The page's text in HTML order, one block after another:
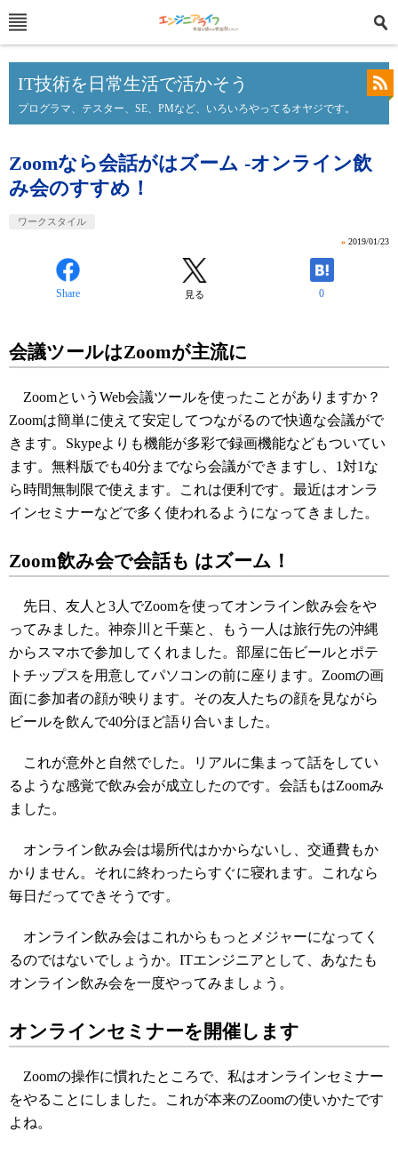
IT技術を日常生活で活かそう
プログラマ、テスター、SE、PMなど、いろいろやってるオヤジです。
Zoomなら会話がはズーム -オンライン飲
み会のすすめ！
ワークスタイル
» 2019/01/23
Share 見る 0
会議ツールはZoomが主流に
ZoomというWeb会議ツールを使ったことがありますか？
Zoomは簡単に使えて安定してつながるので快適な会議がで
きます。Skypeよりも機能が多彩で録画機能などもついてい
ます。無料版でも40分までなら会議ができますし、1対1な
ら時間無制限で使えます。これは便利です。最近はオンラ
インセミナーなどで多く使われるようになってきました。
Zoom飲み会で会話も はズーム！
先日、友人と3人でZoomを使ってオンライン飲み会をや
ってみました。神奈川と千葉と、もう一人は旅行先の沖縄
からスマホで参加してくれました。部屋に缶ビールとポテ
トチップスを用意してパソコンの前に座ります。Zoomの画
面に参加者の顔が映ります。その友人たちの顔を見ながら
ビールを飲んで40分ほど語り合いました。
これが意外と自然でした。リアルに集まって話をしてい
るような感覚で飲み会が成立したのです。会話もはZoomみ
ました。
オンライン飲み会は場所代はかからないし、交通費もか
かりません。それに終わったらすぐに寝れます。これなら
毎日だってできそうです。
オンライン飲み会はこれからもっとメジャーになってく
るのではないでしょうか。ITエンジニアとして、あなたも
オンライン飲み会を一度やってみましょう。
オンラインセミナーを開催します
Zoomの操作に慣れたところで、私はオンラインセミナー
をやることにしました。これが本来のZoomの使いかたです
よね。